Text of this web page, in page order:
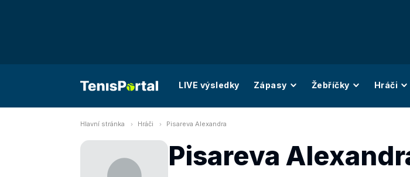
LIVE výsledky Zápasy Žebříčky Hráči
Hlavní stránka Hráči Pisareva Alexandra
Pisareva